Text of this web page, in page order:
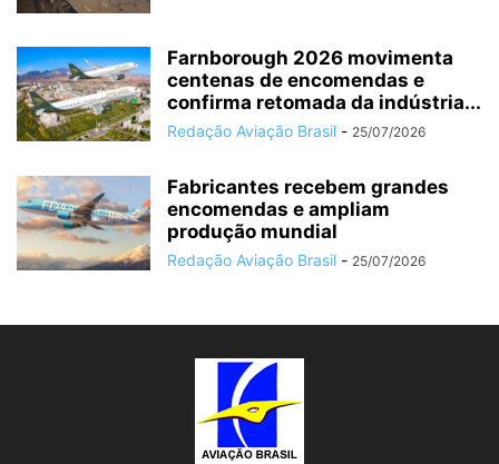
Farnborough 2026 movimenta
centenas de encomendas e
confirma retomada da indústria...
Redação Aviação Brasil - 25/07/2026
Fabricantes recebem grandes
encomendas e ampliam
produção mundial
Redação Aviação Brasil - 25/07/2026